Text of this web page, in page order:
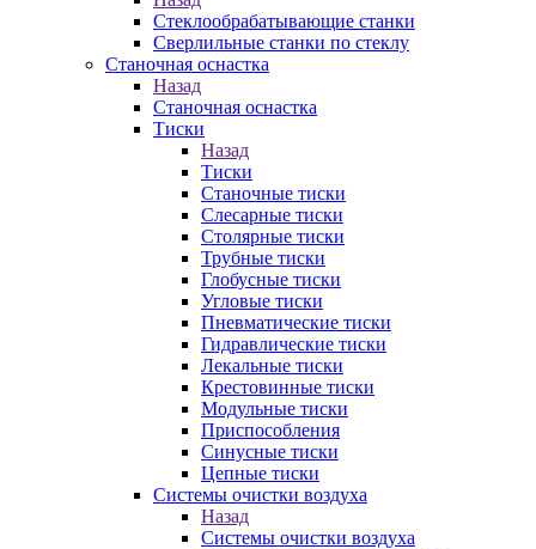
Стеклообрабатывающие станки
Сверлильные станки по стеклу
Станочная оснастка
Назад
Станочная оснастка
Тиски
Назад
Тиски
Станочные тиски
Слесарные тиски
Столярные тиски
Трубные тиски
Глобусные тиски
Угловые тиски
Пневматические тиски
Гидравлические тиски
Лекальные тиски
Крестовинные тиски
Модульные тиски
Приспособления
Синусные тиски
Цепные тиски
Системы очистки воздуха
Назад
Системы очистки воздуха